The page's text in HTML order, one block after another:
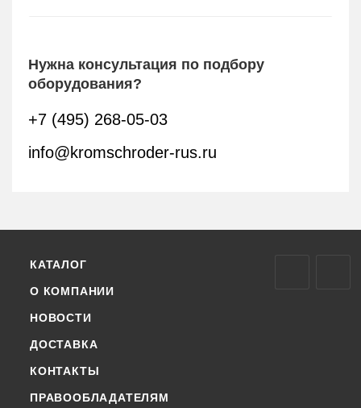
Нужна консультация по подбору
оборудования?
+7 (495) 268-05-03
info@kromschroder-rus.ru
КАТАЛОГ
О КОМПАНИИ
НОВОСТИ
ДОСТАВКА
КОНТАКТЫ
ПРАВООБЛАДАТЕЛЯМ